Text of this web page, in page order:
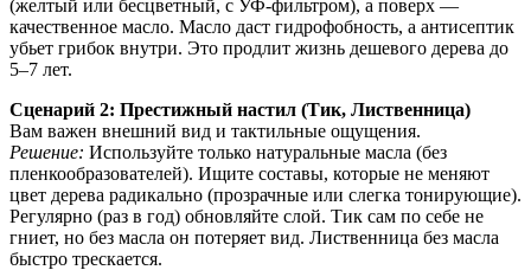
(желтый или бесцветный, с УФ-фильтром), а поверх —
качественное масло. Масло даст гидрофобность, а антисептик
убьет грибок внутри. Это продлит жизнь дешевого дерева до
5–7 лет.
Сценарий 2: Престижный настил (Тик, Лиственница)
Вам важен внешний вид и тактильные ощущения.
Решение: Используйте только натуральные масла (без
пленкообразователей). Ищите составы, которые не меняют
цвет дерева радикально (прозрачные или слегка тонирующие).
Регулярно (раз в год) обновляйте слой. Тик сам по себе не
гниет, но без масла он потеряет вид. Лиственница без масла
быстро трескается.